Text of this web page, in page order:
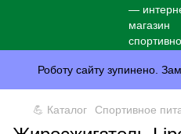
Роботу сайту зупинено.
💪 Каталог Спортивное